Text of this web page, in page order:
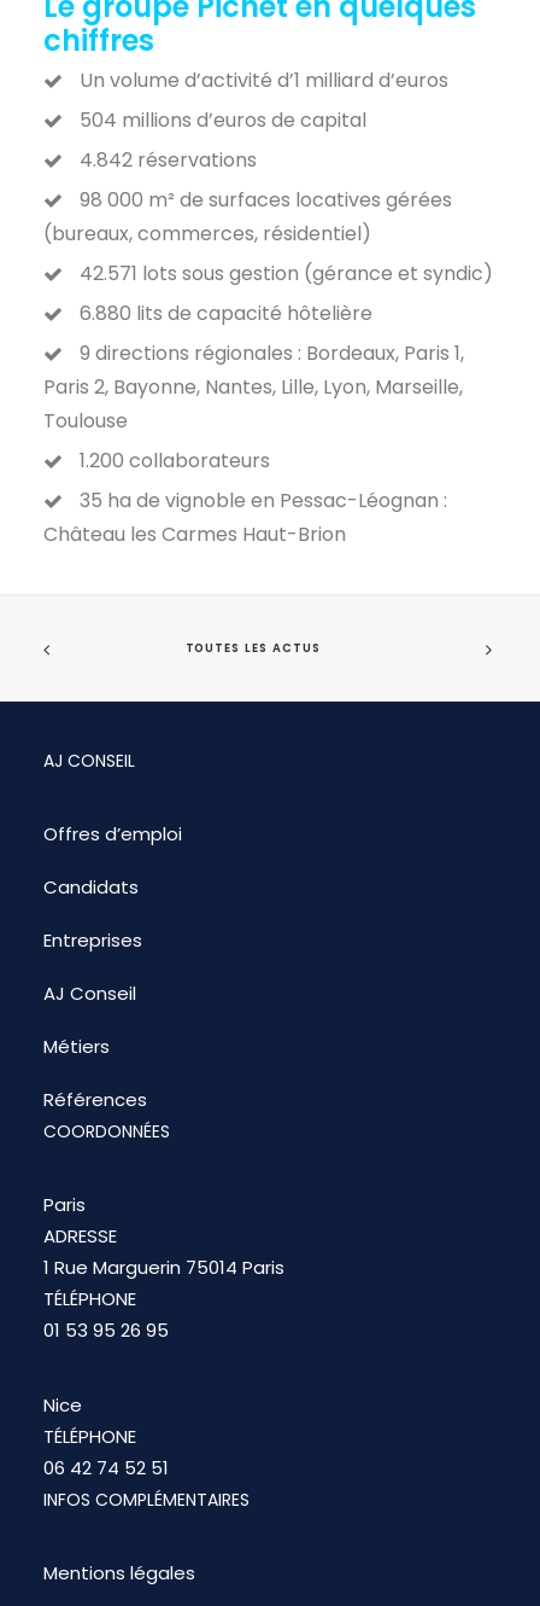
chiffres
Un volume d’activité d’1 milliard d’euros
504 millions d’euros de capital
4.842 réservations
98 000 m² de surfaces locatives gérées
(bureaux, commerces, résidentiel)
42.571 lots sous gestion (gérance et syndic)
6.880 lits de capacité hôtelière
9 directions régionales : Bordeaux, Paris 1,
Paris 2, Bayonne, Nantes, Lille, Lyon, Marseille,
Toulouse
1.200 collaborateurs
35 ha de vignoble en Pessac-Léognan :
Château les Carmes Haut-Brion
TOUTES LES ACTUS
AJ CONSEIL
Offres d’emploi
Candidats
Entreprises
AJ Conseil
Métiers
Références
COORDONNÉES
Paris
ADRESSE
1 Rue Marguerin 75014 Paris
TÉLÉPHONE
01 53 95 26 95
Nice
TÉLÉPHONE
06 42 74 52 51
INFOS COMPLÉMENTAIRES
Mentions légales